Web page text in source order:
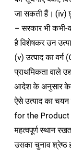
जा सकती हैं। (iv)
– सरकार भी कभी-
है विशेषकर उन
(v) उत्पाद का
प्राथमिकता वाले
आदेश के अनुसार
ऐसे उत्पाद का चयन
for the Product
महत्वपूर्ण स्थान
उसका चुनाव श्रेष्ठ